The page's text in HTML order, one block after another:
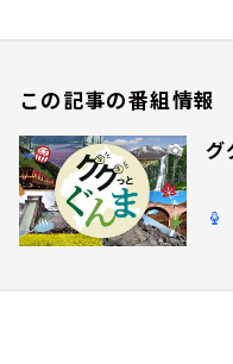
この記事の番組情報
グ